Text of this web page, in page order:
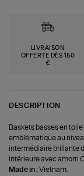
LIVRAISON
OFFERTE DÈS 150
€
DESCRIPTION
Baskets basses en
emblématique au
intermédiaire brillante
intérieure avec amorti
Made in :Vietnam.